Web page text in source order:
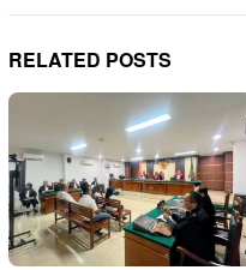
RELATED POSTS